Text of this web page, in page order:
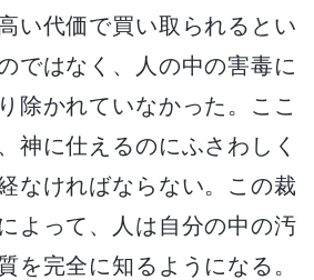
い代価で買い取られるとい
ではなく、人の中の害毒に
除かれていなかった。ここ
神に仕えるのにふさわしく
なければならない。この裁
よって、人は自分の中の汚
を完全に知るようになる。